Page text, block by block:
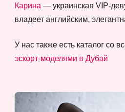
Карина — украинская VIP-
владеет английским,
У нас также есть каталог со
эскорт-моделями в Дубай